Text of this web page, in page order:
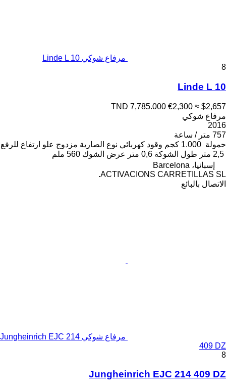
مرفاع شوكي Linde L 10
8
Linde L 10
TND 7,785.000 €2,300 ≈ $2,657
مرفاع شوكي
2016
757 متر / ساعة
حمولة 1.000 كجم وقود كهربائي نوع الصارية مزدوج علو ارتفاع للرفع
2,5 متر
طول الشوكة 0,6 متر عرض الشوك 560 ملم
إسبانيا، Barcelona
ACTIVACIONS CARRETILLAS SL.
الاتصال بالبائع
مرفاع شوكي Jungheinrich EJC 214
409 DZ
8
Jungheinrich EJC 214 409 DZ